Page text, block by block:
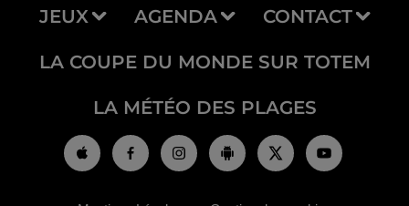
JEUX AGENDA CONTACT
LA COUPE DU MONDE SUR TOTEM
LA MÉTÉO DES PLAGES